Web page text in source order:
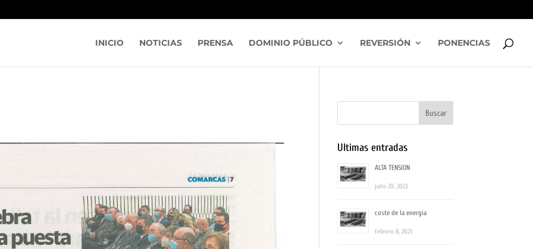
INICIO NOTICIAS PRENSA DOMINIO PÚBLICO REVERSIÓN PONENCIAS
Ultimas entradas
ALTA TENSION
julio 20, 2023
coste de la energía
febrero 8, 2023